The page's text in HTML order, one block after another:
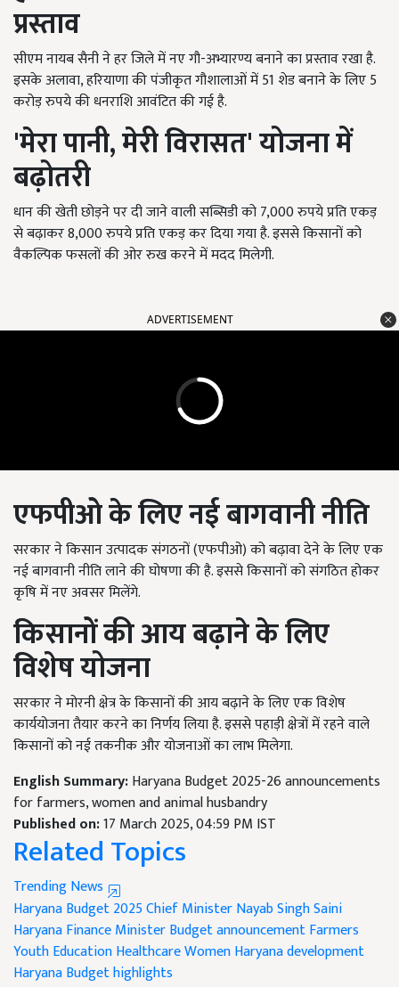
प्रस्ताव
सीएम नायब सैनी ने हर जिले में नए गौ-अभ्यारण्य बनाने का प्रस्ताव रखा है.
इसके अलावा,हरियाणा की पंजीकृत गौशालाओं में51 शेड बनाने के लिए5
करोड़ रुपये की धनराशि आवंटित की गई है.
'मेरा पानी,मेरी विरासत'योजना में
बढ़ोतरी
धान की खेती छोड़ने पर दी जाने वाली सब्सिडी को7,000रुपये प्रति एकड़
से बढ़ाकर8,000रुपये प्रति एकड़ कर दिया गया है. इससे किसानों को
वैकल्पिक फसलों की ओर रुख करने में मदद मिलेगी.
ADVERTISEMENT
एफपीओ के लिए नई बागवानी नीति
सरकार ने किसान उत्पादक संगठनों (एफपीओ) को बढ़ावा देने के लिए एक
नई बागवानी नीति लाने की घोषणा की है. इससे किसानों को संगठित होकर
कृषि में नए अवसर मिलेंगे.
किसानों की आय बढ़ाने के लिए
विशेष योजना
सरकार ने मोरनी क्षेत्र के किसानों की आय बढ़ाने के लिए एक विशेष
कार्ययोजना तैयार करने का निर्णय लिया है. इससे पहाड़ी क्षेत्रों में रहने वाले
किसानों को नई तकनीक और योजनाओं का लाभ मिलेगा.
English Summary:Haryana Budget 2025-26 announcements
for farmers, women and animal husbandry
Published on:17 March 2025, 04:59 PM IST
Related Topics
Trending News
Haryana Budget 2025Chief Minister Nayab Singh Saini
Haryana Finance MinisterBudget announcementFarmers
YouthEducationHealthcareWomenHaryana development
Haryana Budget highlights